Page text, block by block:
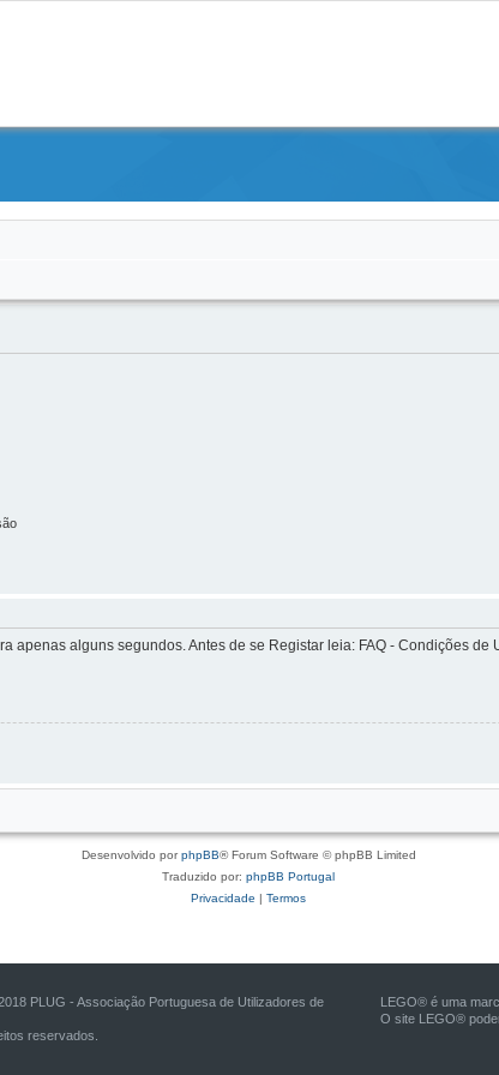
apenas alguns segundos. Antes de se Registar leia: FAQ - Condições
Desenvolvido porphpBB® Forum Software © phpBB Limited
Traduzido por: phpBB Portugal
Privacidade | Termos
PLUG - Associação Portuguesa de Utilizadores de
reservados.
LEGO® é uma
O site LEGO®